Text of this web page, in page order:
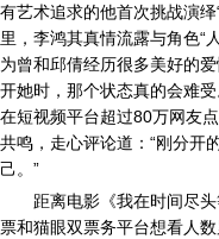
有艺术追求的他首次挑战演
里，李鸿其真情流露与角色“
为曾和邱倩经历很多美好的
开她时，那个状态真的会难
在短视频平台超过80万网友
共鸣，走心评论道：“刚分开
己。”
距离电影《我在时间尽
票和猫眼双票务平台想看人